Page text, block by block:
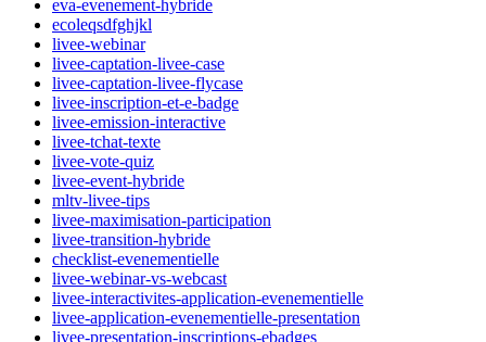
eva-evenement-hybride
ecoleqsdfghjkl
livee-webinar
livee-captation-livee-case
livee-captation-livee-flycase
livee-inscription-et-e-badge
livee-emission-interactive
livee-tchat-texte
livee-vote-quiz
livee-event-hybride
mltv-livee-tips
livee-maximisation-participation
livee-transition-hybride
checklist-evenementielle
livee-webinar-vs-webcast
livee-interactivites-application-evenementielle
livee-application-evenementielle-presentation
livee-presentation-inscriptions-ebadges